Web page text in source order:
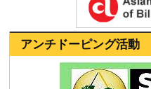
アンチドーピング活動